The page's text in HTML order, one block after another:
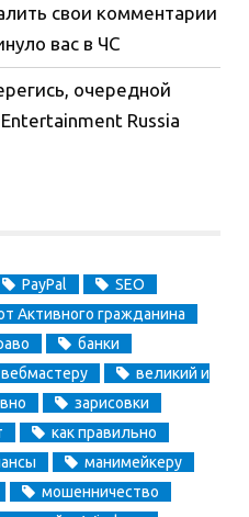
свои комментарии
вас в ЧС
очередной
Russia
PayPal
SEO
Активного гражданина
банки
вебмастеру
великий и
зарисовки
как правильно
манимейкеру
мошенничество